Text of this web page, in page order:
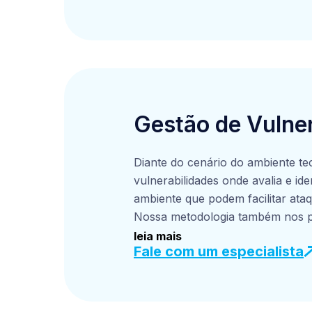
Gestão de
Diante do cenário do ambiente
vulnerabilidades onde avalia e
ambiente que podem facilitar
Nossa metodologia também
priorizar e gerenciar as
organização.
leia mais
Fale com um especialista